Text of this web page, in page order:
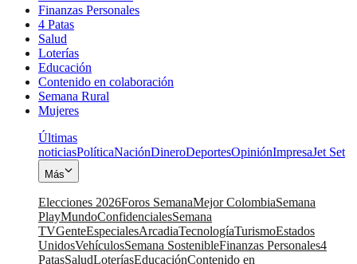
Finanzas Personales
4 Patas
Salud
Loterías
Educación
Contenido en colaboración
Semana Rural
Mujeres
Últimas
noticiasPolíticaNaciónDineroDeportesOpiniónImpresaJet Set
Más
Elecciones 2026Foros SemanaMejor ColombiaSemana
PlayMundoConfidencialesSemana
TVGenteEspecialesArcadiaTecnologíaTurismoEstados
UnidosVehículosSemana SostenibleFinanzas Personales4
PatasSaludLoteríasEducaciónContenido en